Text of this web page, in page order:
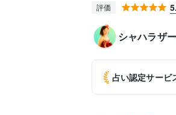
評価
シャハラザ
占い認定サービ